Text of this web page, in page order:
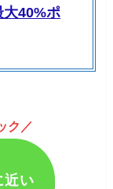
40%ポ
ク／
近い